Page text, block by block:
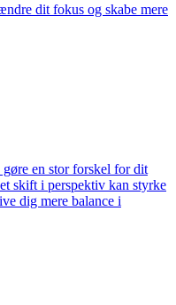
dit fokus og skabe mere
en stor forskel for dit
skift i perspektiv kan styrke
dig mere balance i